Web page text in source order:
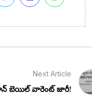
Next Article
నాన్ బెయిల్ వారెంట్ జారీ!